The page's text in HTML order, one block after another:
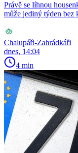
Právě se líhnou
může jediný týden bez
Chalupáři-Zahrádkáři
dnes, 14:04
4 min